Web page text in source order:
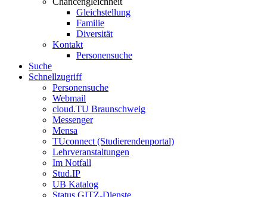
Gleichstellung
Familie
Diversität
Kontakt
Personensuche
Suche
Schnellzugriff
Personensuche
Webmail
cloud.TU Braunschweig
Messenger
Mensa
TUconnect (Studierendenportal)
Lehrveranstaltungen
Im Notfall
Stud.IP
UB Katalog
Status GITZ-Dienste